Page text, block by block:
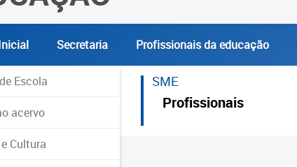
Secretaria Profissionais da educação
Escola
acervo
Cultura
SME
Profissionais